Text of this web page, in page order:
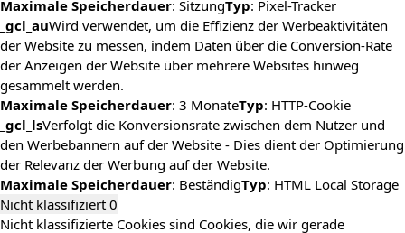
Maximale Speicherdauer: SitzungTyp: Pixel-Tracker
_gcl_auWird verwendet, um die Effizienz der Werbeaktivitäten
der Website zu messen, indem Daten über die Conversion-Rate
der Anzeigen der Website über mehrere Websites hinweg
gesammelt werden.
Maximale Speicherdauer: 3 MonateTyp: HTTP-Cookie
_gcl_lsVerfolgt die Konversionsrate zwischen dem Nutzer und
den Werbebannern auf der Website - Dies dient der Optimierung
der Relevanz der Werbung auf der Website.
Maximale Speicherdauer: BeständigTyp: HTML Local Storage
Nicht klassifiziert 0
Nicht klassifizierte Cookies sind Cookies, die wir gerade